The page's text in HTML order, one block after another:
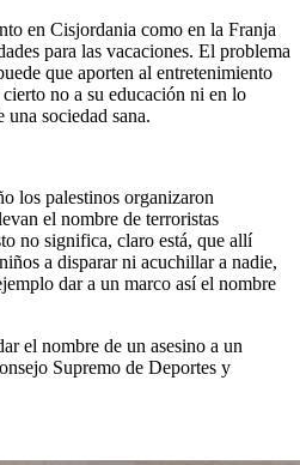
en Cisjordania como en la Franja
para las vacaciones. El problema
que aporten al entretenimiento
no a su educación ni en lo
sociedad sana.
los palestinos organizaron
el nombre de terroristas
no significa, claro está, que allí
a disparar ni acuchillar a nadie,
dar a un marco así el nombre
el nombre de un asesino a un
Supremo de Deportes y